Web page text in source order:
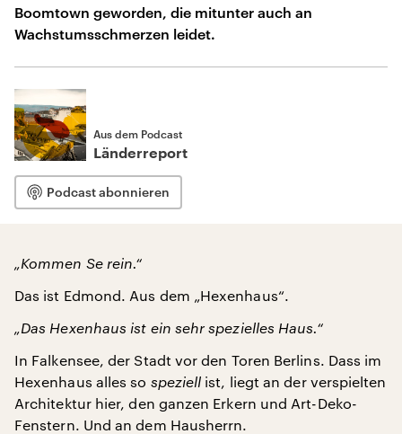
Boomtown geworden, die mitunter auch an
Wachstumsschmerzen leidet.
Aus dem Podcast
Länderreport
Podcast abonnieren
„Kommen Se rein.“
Das ist Edmond. Aus dem „Hexenhaus“.
„Das Hexenhaus ist ein sehr spezielles Haus.“
In Falkensee, der Stadt vor den Toren Berlins. Dass im
Hexenhaus alles so speziell ist, liegt an der verspielten
Architektur hier, den ganzen Erkern und Art-Deko-
Fenstern. Und an dem Hausherrn.